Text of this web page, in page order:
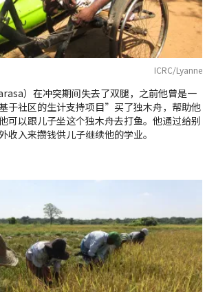
ICRC/Lyanne
）在冲突期间失去了双腿，之前他曾是一
于社区的生计支持项目”买了独木舟，帮助他
可以跟儿子坐这个独木舟去打鱼。他通过给别
收入来攒钱供儿子继续他的学业。